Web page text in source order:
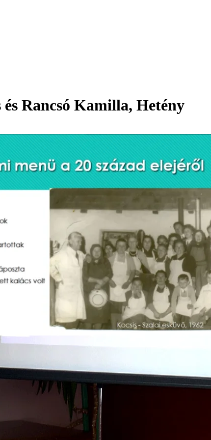
Rancsó Kamilla, Hetény